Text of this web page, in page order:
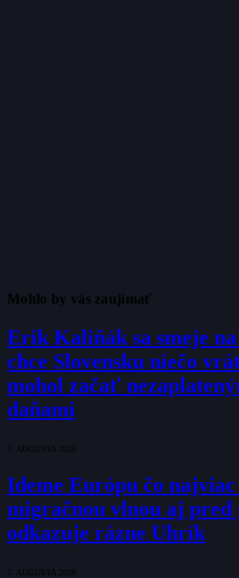
Mohlo by vás zaujímať
Erik Kaliňák sa smeje
chce Slovensku niečo
mohol začať
daňami
7. AUGUSTA 2026
Ideme Európu čo
migračnou vlnou aj pred
odkazuje rázne Uhrík
7. AUGUSTA 2026